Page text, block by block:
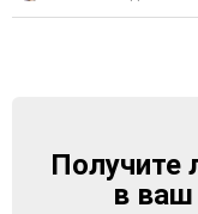
Получите
в